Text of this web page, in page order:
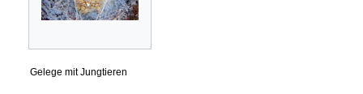
Gelege mit Jungtieren